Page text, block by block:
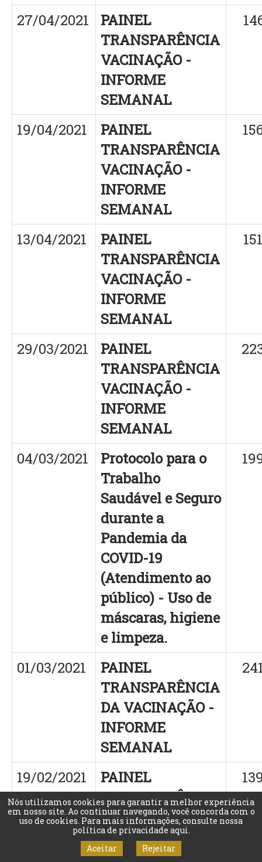
27/04/2021
PAINEL
TRANSPARÊNCIA
VACINAÇÃO -
INFORME
SEMANAL
19/04/2021
PAINEL
TRANSPARÊNCIA
VACINAÇÃO -
INFORME
SEMANAL
13/04/2021
PAINEL
TRANSPARÊNCIA
VACINAÇÃO -
INFORME
SEMANAL
29/03/2021
PAINEL
TRANSPARÊNCIA
VACINAÇÃO -
INFORME
SEMANAL
04/03/2021
Protocolo para o
Trabalho
Saudável e Seguro
durante a
Pandemia da
COVID-19
(Atendimento ao
público) - Uso de
máscaras, higiene
e limpeza.
01/03/2021
PAINEL
TRANSPARÊNCIA
DA VACINAÇÃO -
INFORME
SEMANAL
19/02/2021
PAINEL
TRANSPARÊNCIA
DA VACINAÇÃO -
INFORME
SEMANAL
Nós utilizamos cookies para garantir a melhor experiência
em nosso site. Ao continuar navegando, você concorda com o
uso de cookies. Para mais informações, consulte nossa
política de privacidade aqui.
Aceitar
Rejeitar